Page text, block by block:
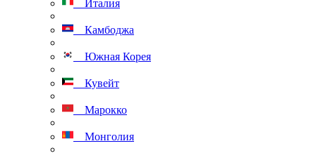
Италия
Камбоджа
Южная Корея
Кувейт
Марокко
Монголия